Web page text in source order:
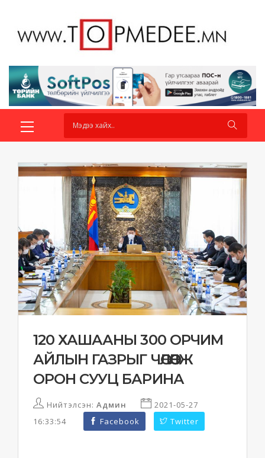
120 ХАШААНЫ 300 ОРЧИМ
АЙЛЫН ГАЗРЫГ ЧӨЛӨӨЛЖ
ОРОН СУУЦ БАРИНА
Нийтэлсэн: Админ
2021-05-27
16:33:54
Facebook Twitter